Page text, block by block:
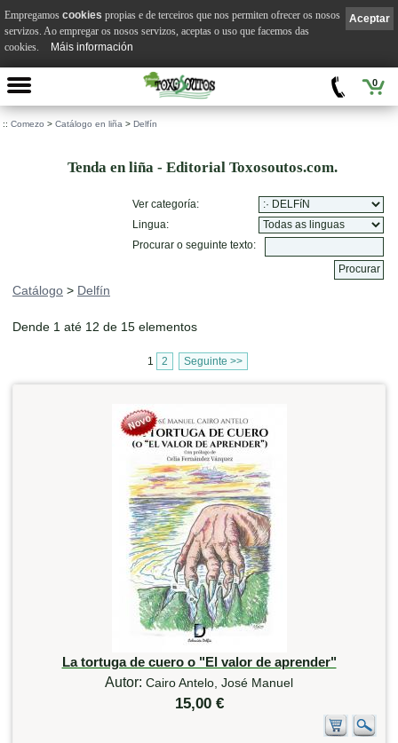
0
:: Comezo > Catálogo en liña > Delfín
Tenda en liña - Editorial Toxosoutos.com.
Ver categoría:
Lingua:
Procurar o seguinte texto:
Catálogo > Delfín
Dende 1 até 12 de 15 elementos
1 2 Seguinte >>
La tortuga de cuero o "El valor de aprender"
Autor: Cairo Antelo, José Manuel
15,00 €
Aceptar
Empregamos cookies propias e de terceiros que nos permiten ofrecer os nosos
servizos. Ao empregar os nosos servizos, aceptas o uso que facemos das
cookies.
Máis información